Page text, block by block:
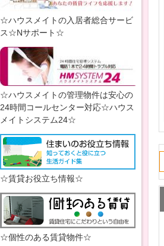
☆ハウスメイトの入居者総合サービ
ス☆Nサポート☆
☆ハウスメイトの管理物件は安心の
24時間コールセンター対応☆ハウス
メイトシステム24☆
☆賃貸お役立ち情報☆
☆個性のある賃貸物件☆